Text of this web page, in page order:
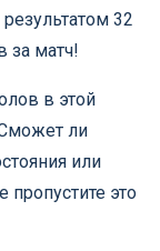
32
за матч!
в этой
ли
или
это